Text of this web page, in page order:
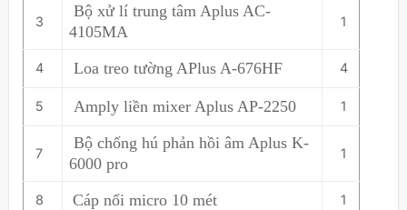
3
Bộ xử lí trung tâm Aplus AC-
4105MA
1
4 Loa treo tường APlus A-676HF 4
5 Amply liền mixer Aplus AP-2250 1
7
Bộ chống hú phản hồi âm Aplus K-
6000 pro
1
8 Cáp nối micro 10 mét 1